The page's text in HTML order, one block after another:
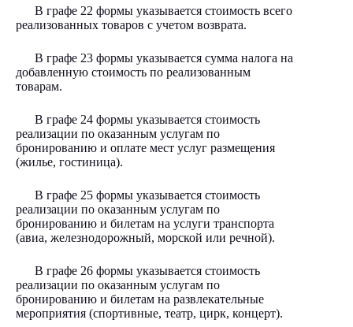
В графе 22 формы указывается стоимость всего
реализованных товаров с учетом возврата.
В графе 23 формы указывается сумма налога на
добавленную стоимость по реализованным
товарам.
В графе 24 формы указывается стоимость
реализации по оказанным услугам по
бронированию и оплате мест услуг размещения
(жилье, гостиница).
В графе 25 формы указывается стоимость
реализации по оказанным услугам по
бронированию и билетам на услуги транспорта
(авиа, железнодорожный, морской или речной).
В графе 26 формы указывается стоимость
реализации по оказанным услугам по
бронированию и билетам на развлекательные
мероприятия (спортивные, театр, цирк, концерт).